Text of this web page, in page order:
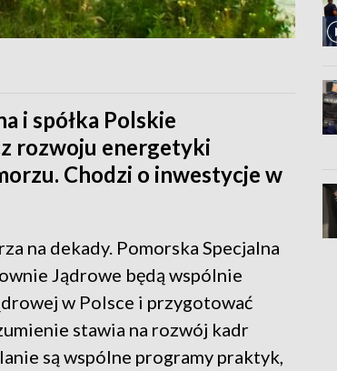
i spółka Polskie
rozwoju energetyki
Chodzi o inwestycje w
na dekady. Pomorska Specjalna
Jądrowe będą wspólnie
w Polsce i przygotować
stawia na rozwój kadr
są wspólne programy praktyk,